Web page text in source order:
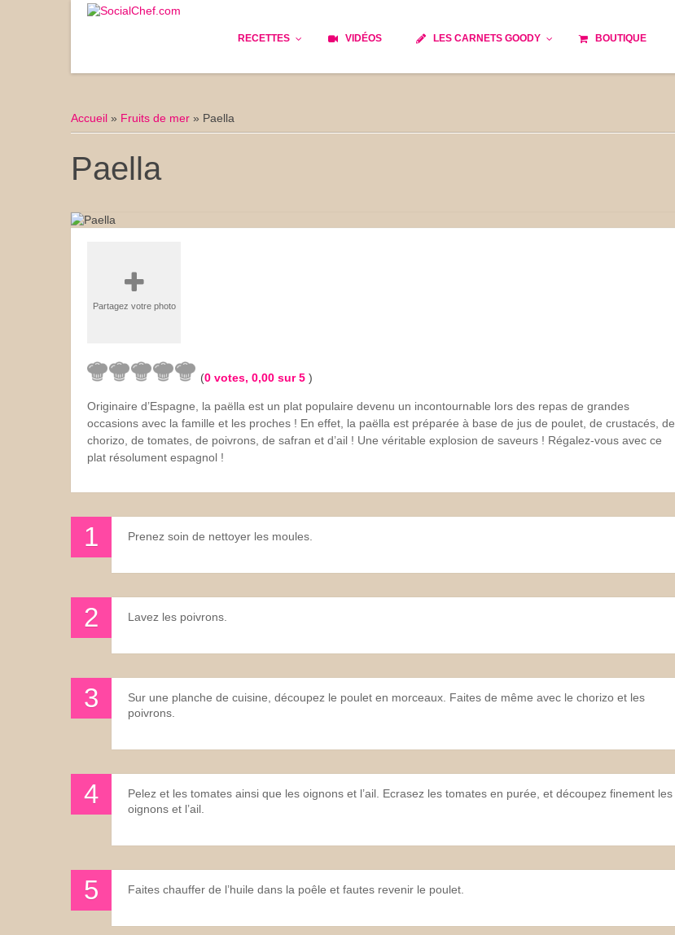
RECETTES
Le Pain
Boissons
VIDÉOS LES CARNETS GOODY
Spécialité culinaire
BOUTIQUE
Accueil » Fruits de mer » Paella
Paella
Partagez votre photo
(0 votes, 0,00 sur 5 )
Originaire d’Espagne, la paëlla est un plat populaire devenu un incontournable lors des repas de grandes
occasions avec la famille et les proches ! En effet, la paëlla est préparée à base de jus de poulet, de crustacés, de
chorizo, de tomates, de poivrons, de safran et d’ail ! Une véritable explosion de saveurs ! Régalez-vous avec ce
plat résolument espagnol !
Prenez soin de nettoyer les moules.
Lavez les poivrons.
Sur une planche de cuisine, découpez le poulet en morceaux. Faites de même avec le chorizo et les
poivrons.
Pelez et les tomates ainsi que les oignons et l’ail. Ecrasez les tomates en purée, et découpez finement les
oignons et l’ail.
Faites chauffer de l’huile dans la poêle et fautes revenir le poulet.